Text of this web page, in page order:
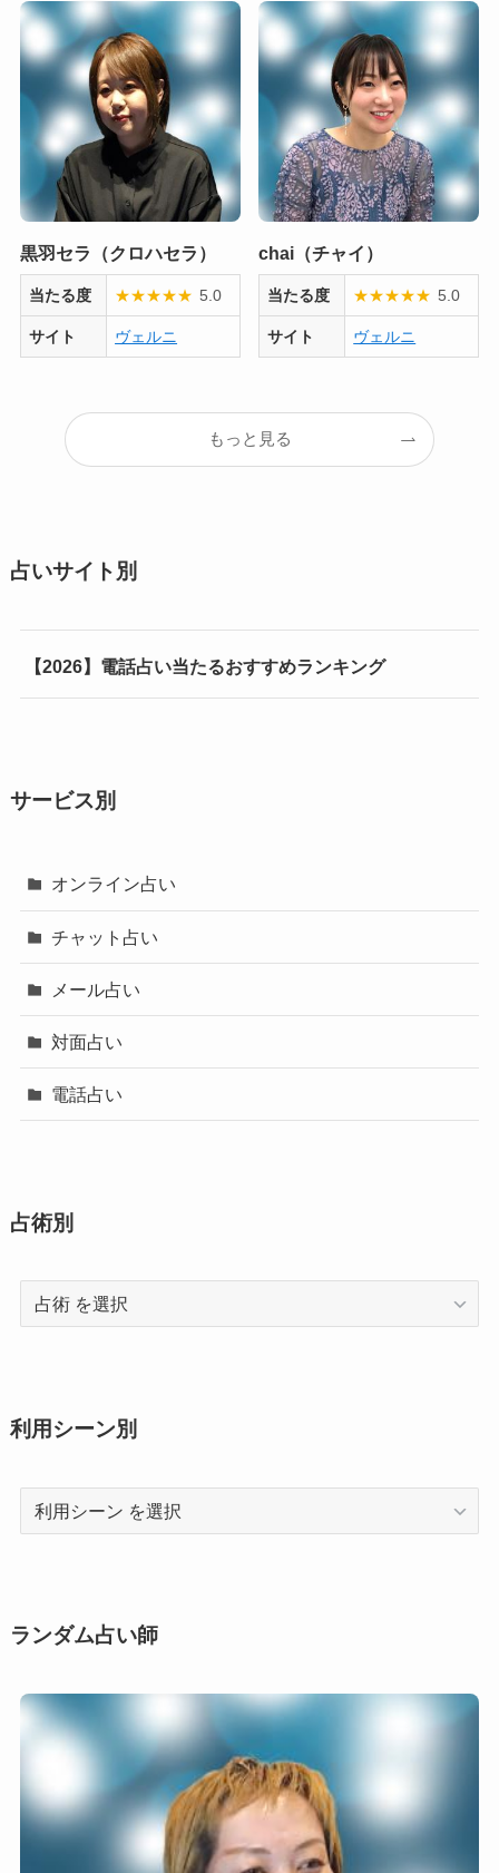
黒羽セラ（クロハセラ）
当たる度 ★★★★★ 5.0
サイト ヴェルニ
chai（チャイ）
当たる度 ★★★★★ 5.0
サイト ヴェルニ
もっと見る
占いサイト別
【2026】電話占い当たるおすすめランキング
サービス別
オンライン占い
チャット占い
メール占い
対面占い
電話占い
占術別
術
利用シーン別
利
用
ン
ランダム占い師